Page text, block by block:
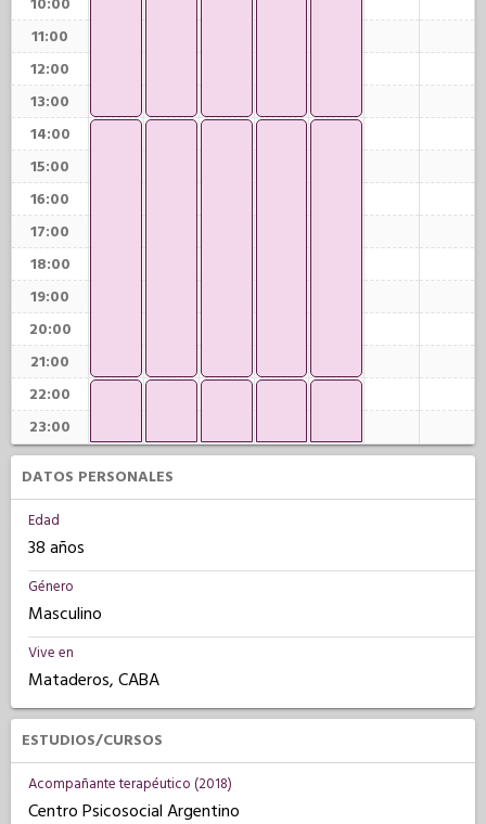
10:00
11:00
12:00
13:00
14:00
15:00
16:00
17:00
18:00
19:00
20:00
21:00
22:00
23:00
DATOS PERSONALES
Edad
38 años
Género
Masculino
Vive en
Mataderos, CABA
ESTUDIOS/CURSOS
Acompañante terapéutico (2018)
Centro Psicosocial Argentino